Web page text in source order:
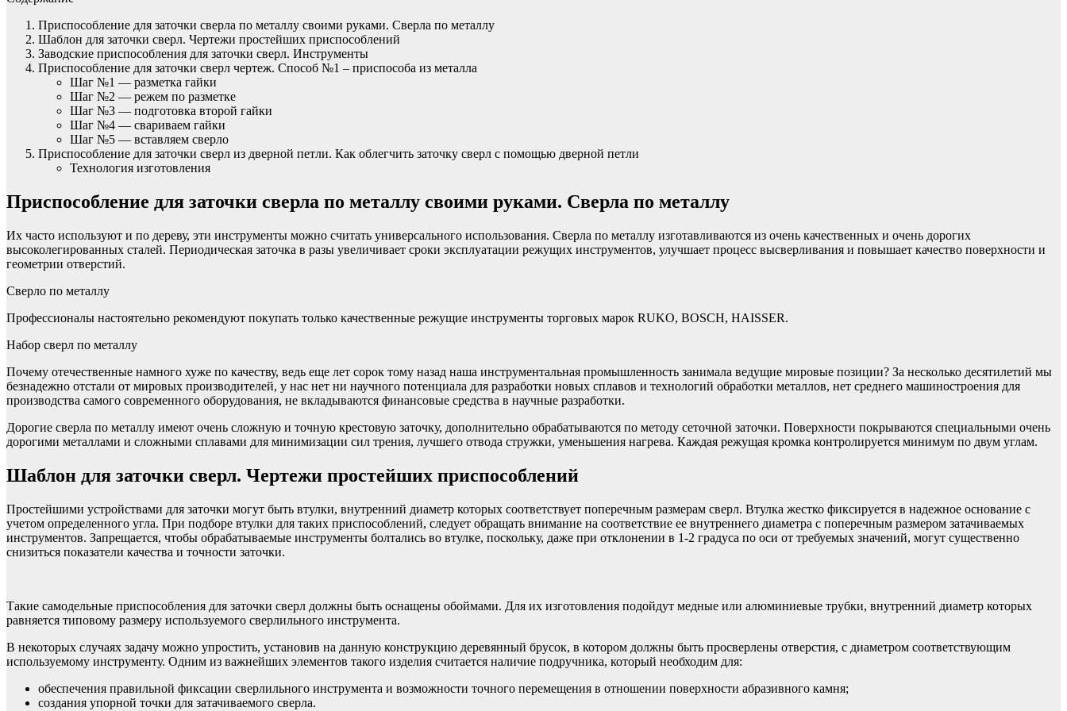
Приспособление для заточки сверла по металлу своими руками. Сверла по металлу
Шаблон для заточки сверл. Чертежи простейших приспособлений
Заводские приспособления для заточки сверл. Инструменты
Приспособление для заточки сверл чертеж. Способ №1 – приспособа из металла
Шаг №1 — разметка гайки
Шаг №2 — режем по разметке
Шаг №3 — подготовка второй гайки
Шаг №4 — свариваем гайки
Шаг №5 — вставляем сверло
Приспособление для заточки сверл из дверной петли. Как облегчить заточку сверл с помощью дверной петли
Технология изготовления
Приспособление для заточки сверла по металлу своими руками. Сверла по металлу
Их часто используют и по дереву, эти инструменты можно считать универсального использования. Сверла по металлу изготавливаются из очень качественных и очень дорогих
высоколегированных сталей. Периодическая заточка в разы увеличивает сроки эксплуатации режущих инструментов, улучшает процесс высверливания и повышает качество поверхности и
геометрии отверстий.
Сверло по металлу
Профессионалы настоятельно рекомендуют покупать только качественные режущие инструменты торговых марок RUKO, BOSCH, HAISSER.
Набор сверл по металлу
Почему отечественные намного хуже по качеству, ведь еще лет сорок тому назад наша инструментальная промышленность занимала ведущие мировые позиции? За несколько десятилетий мы
безнадежно отстали от мировых производителей, у нас нет ни научного потенциала для разработки новых сплавов и технологий обработки металлов, нет среднего машиностроения для
производства самого современного оборудования, не вкладываются финансовые средства в научные разработки.
Дорогие сверла по металлу имеют очень сложную и точную крестовую заточку, дополнительно обрабатываются по методу сеточной заточки. Поверхности покрываются специальными очень
дорогими металлами и сложными сплавами для минимизации сил трения, лучшего отвода стружки, уменьшения нагрева. Каждая режущая кромка контролируется минимум по двум углам.
Шаблон для заточки сверл. Чертежи простейших приспособлений
Простейшими устройствами для заточки могут быть втулки, внутренний диаметр которых соответствует поперечным размерам сверл. Втулка жестко фиксируется в надежное основание с
учетом определенного угла. При подборе втулки для таких приспособлений, следует обращать внимание на соответствие ее внутреннего диаметра с поперечным размером затачиваемых
инструментов. Запрещается, чтобы обрабатываемые инструменты болтались во втулке, поскольку, даже при отклонении в 1-2 градуса по оси от требуемых значений, могут существенно
снизиться показатели качества и точности заточки.
Такие самодельные приспособления для заточки сверл должны быть оснащены обоймами. Для их изготовления подойдут медные или алюминиевые трубки, внутренний диаметр которых
равняется типовому размеру используемого сверлильного инструмента.
В некоторых случаях задачу можно упростить, установив на данную конструкцию деревянный брусок, в котором должны быть просверлены отверстия, с диаметром соответствующим
используемому инструменту. Одним из важнейших элементов такого изделия считается наличие подручника, который необходим для:
обеспечения правильной фиксации сверлильного инструмента и возможности точного перемещения в отношении поверхности абразивного камня;
создания упорной точки для затачиваемого сверла.